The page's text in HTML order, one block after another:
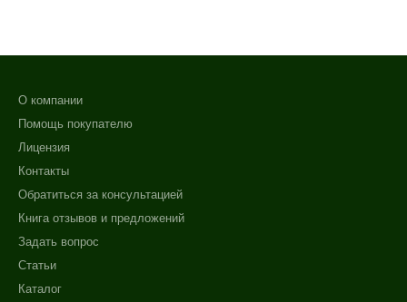
О компании
Помощь покупателю
Лицензия
Контакты
Обратиться за консультацией
Книга отзывов и предложений
Задать вопрос
Статьи
Каталог